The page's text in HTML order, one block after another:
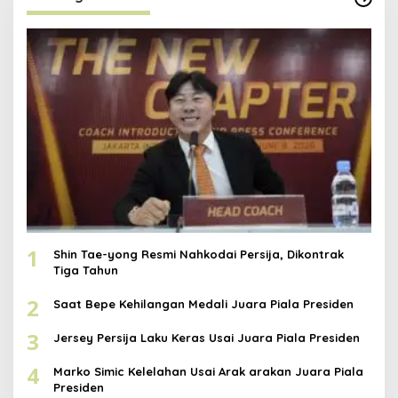
1
Shin Tae-yong Resmi Nahkodai Persija, Dikontrak
Tiga Tahun
2 Saat Bepe Kehilangan Medali Juara Piala Presiden
3 Jersey Persija Laku Keras Usai Juara Piala Presiden
4
Marko Simic Kelelahan Usai Arak arakan Juara Piala
Presiden